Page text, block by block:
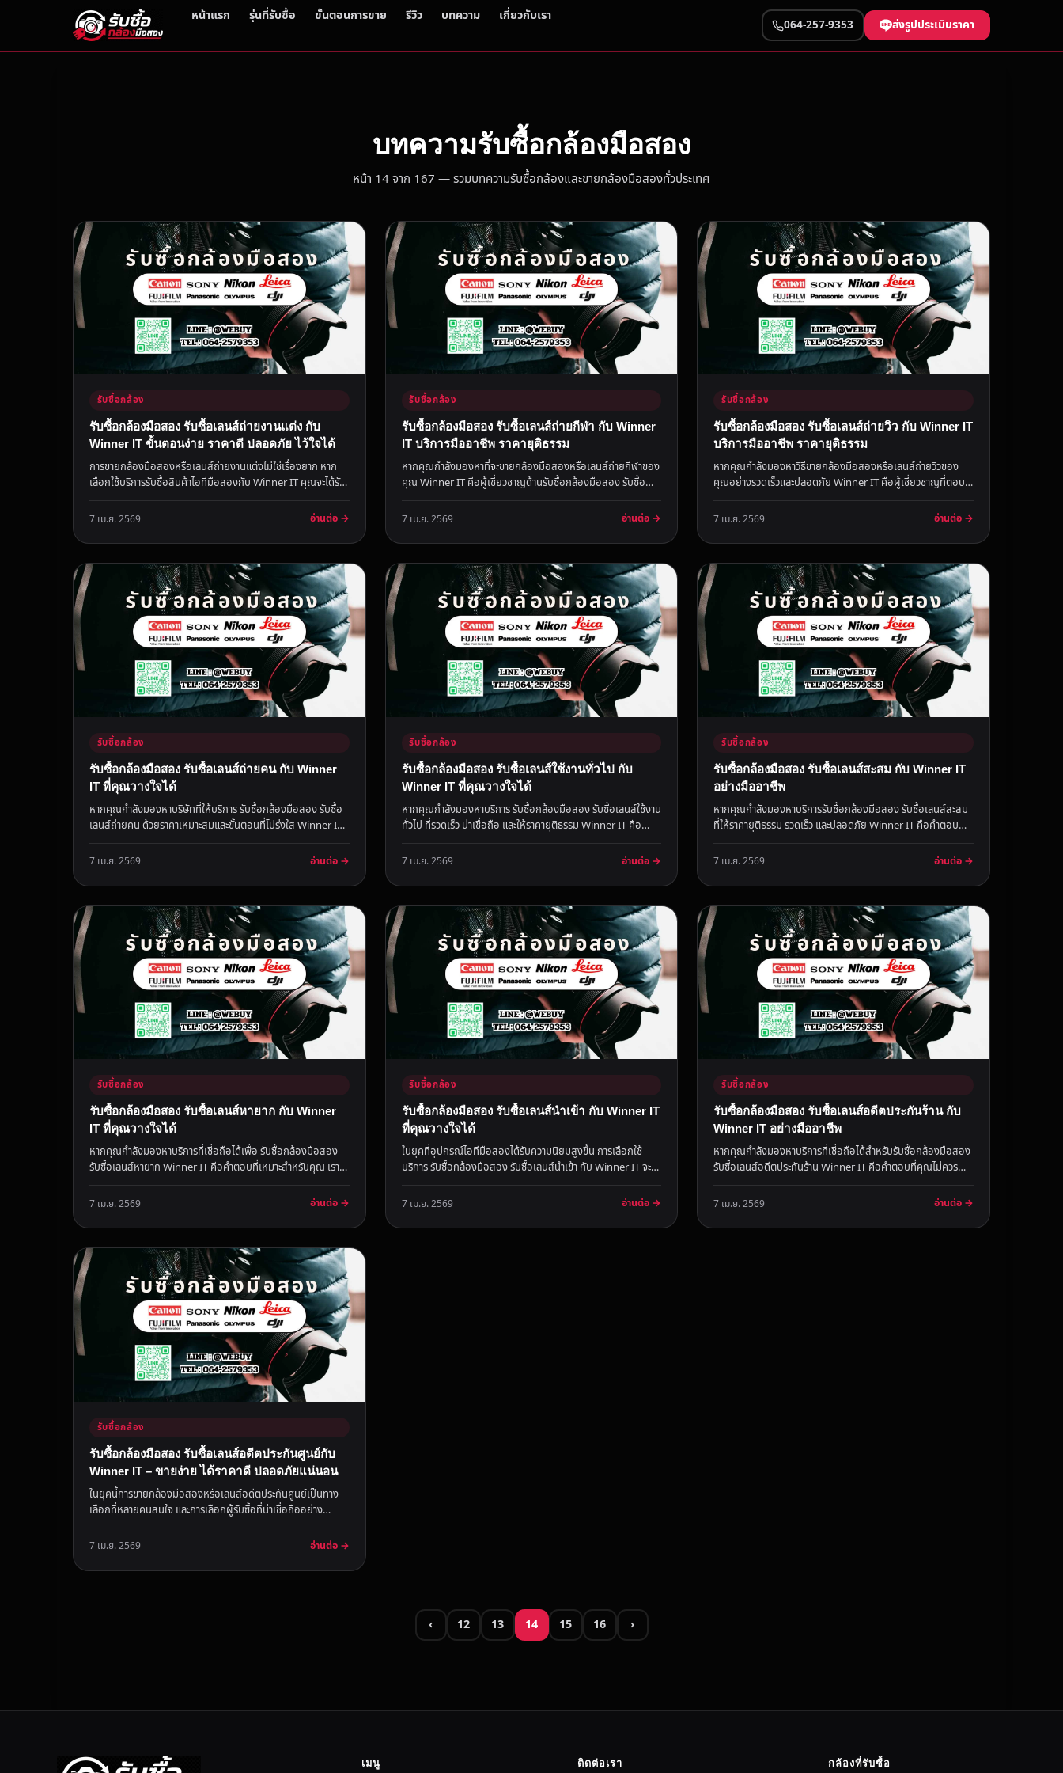
หน้าแรก รุ่นที่รับซื้อ ขั้นตอนการขาย รีวิว บทความ เกี่ยวกับเรา
064-257-9353 ส่งรูปประเมินราคา
บทความรับซื้อกล้องมือสอง
หน้า 14 จาก 167 — รวมบทความรับซื้อกล้องและขายกล้องมือสองทั่วประเทศ
รับซื้อกล้อง
รับซื้อกล้องมือสอง รับซื้อเลนส์ถ่ายงานแต่ง กับ
Winner IT ขั้นตอนง่าย ราคาดี ปลอดภัย ไว้ใจได้
การขายกล้องมือสองหรือเลนส์ถ่ายงานแต่งไม่ใช่เรื่องยาก หาก
เลือกใช้บริการรับซื้อสินค้าไอทีมือสองกับ Winner IT คุณจะได้รับ
การประเ...
7 เม.ย. 2569 อ่านต่อ →
รับซื้อกล้อง
รับซื้อกล้องมือสอง รับซื้อเลนส์ถ่ายกีฬา กับ Winner
IT บริการมืออาชีพ ราคายุติธรรม
หากคุณกำลังมองหาที่จะขายกล้องมือสองหรือเลนส์ถ่ายกีฬาของ
คุณ Winner IT คือผู้เชี่ยวชาญด้านรับซื้อกล้องมือสอง รับซื้อ
เลนส์ถ่ายกี...
7 เม.ย. 2569 อ่านต่อ →
รับซื้อกล้อง
รับซื้อกล้องมือสอง รับซื้อเลนส์ถ่ายวิว กับ Winner IT
บริการมืออาชีพ ราคายุติธรรม
หากคุณกำลังมองหาวิธีขายกล้องมือสองหรือเลนส์ถ่ายวิวของ
คุณอย่างรวดเร็วและปลอดภัย Winner IT คือผู้เชี่ยวชาญที่ตอบ
โจทย์ความต้องกา...
7 เม.ย. 2569 อ่านต่อ →
รับซื้อกล้อง
รับซื้อกล้องมือสอง รับซื้อเลนส์ถ่ายคน กับ Winner
IT ที่คุณวางใจได้
หากคุณกำลังมองหาบริษัทที่ให้บริการ รับซื้อกล้องมือสอง รับซื้อ
เลนส์ถ่ายคน ด้วยราคาเหมาะสมและขั้นตอนที่โปร่งใส Winner IT
คือคำต...
7 เม.ย. 2569 อ่านต่อ →
รับซื้อกล้อง
รับซื้อกล้องมือสอง รับซื้อเลนส์ใช้งานทั่วไป กับ
Winner IT ที่คุณวางใจได้
หากคุณกำลังมองหาบริการ รับซื้อกล้องมือสอง รับซื้อเลนส์ใช้งาน
ทั่วไป ที่รวดเร็ว น่าเชื่อถือ และให้ราคายุติธรรม Winner IT คือ
คำต...
7 เม.ย. 2569 อ่านต่อ →
รับซื้อกล้อง
รับซื้อกล้องมือสอง รับซื้อเลนส์สะสม กับ Winner IT
อย่างมืออาชีพ
หากคุณกำลังมองหาบริการรับซื้อกล้องมือสอง รับซื้อเลนส์สะสม
ที่ให้ราคายุติธรรม รวดเร็ว และปลอดภัย Winner IT คือคำตอบ
สำหรับคุณ ด...
7 เม.ย. 2569 อ่านต่อ →
รับซื้อกล้อง
รับซื้อกล้องมือสอง รับซื้อเลนส์หายาก กับ Winner
IT ที่คุณวางใจได้
หากคุณกำลังมองหาบริการที่เชื่อถือได้เพื่อ รับซื้อกล้องมือสอง
รับซื้อเลนส์หายาก Winner IT คือคำตอบที่เหมาะสำหรับคุณ เราให้
บริก...
7 เม.ย. 2569 อ่านต่อ →
รับซื้อกล้อง
รับซื้อกล้องมือสอง รับซื้อเลนส์นำเข้า กับ Winner IT
ที่คุณวางใจได้
ในยุคที่อุปกรณ์ไอทีมือสองได้รับความนิยมสูงขึ้น การเลือกใช้
บริการ รับซื้อกล้องมือสอง รับซื้อเลนส์นำเข้า กับ Winner IT จะ
ช่วยให...
7 เม.ย. 2569 อ่านต่อ →
รับซื้อกล้อง
รับซื้อกล้องมือสอง รับซื้อเลนส์อดีตประกันร้าน กับ
Winner IT อย่างมืออาชีพ
หากคุณกำลังมองหาบริการที่เชื่อถือได้สำหรับรับซื้อกล้องมือสอง
รับซื้อเลนส์อดีตประกันร้าน Winner IT คือคำตอบที่คุณไม่ควร
มองข้าม...
7 เม.ย. 2569 อ่านต่อ →
รับซื้อกล้อง
รับซื้อกล้องมือสอง รับซื้อเลนส์อดีตประกันศูนย์กับ
Winner IT – ขายง่าย ได้ราคาดี ปลอดภัยแน่นอน
ในยุคนี้การขายกล้องมือสองหรือเลนส์อดีตประกันศูนย์เป็นทาง
เลือกที่หลายคนสนใจ และการเลือกผู้รับซื้อที่น่าเชื่อถืออย่าง
Winner IT...
7 เม.ย. 2569 อ่านต่อ →
‹ 12 13 14 15 16 ›
เมนู ติดต่อเรา กล้องที่รับซื้อ